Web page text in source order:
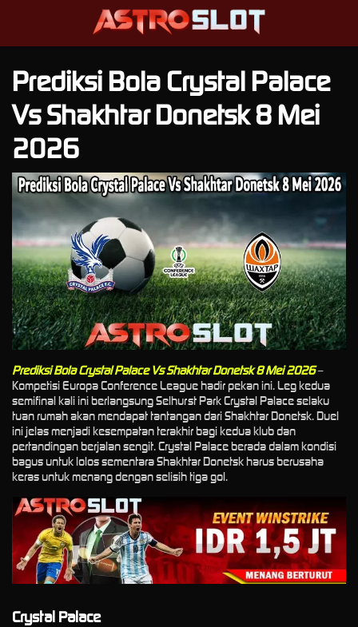
Prediksi Bola Crystal Palace
Vs Shakhtar Donetsk 8 Mei
2026
Prediksi Bola Crystal Palace Vs Shakhtar Donetsk 8 Mei 2026–
Kompetisi Europa Conference League hadir pekan ini. Leg kedua
semifinal kali ini berlangsung Selhurst Park Crystal Palace selaku
tuan rumah akan mendapat tantangan dari Shakhtar Donetsk. Duel
ini jelas menjadi kesempatan terakhir bagi kedua klub dan
pertandingan berjalan sengit. Crystal Palace berada dalam kondisi
bagus untuk lolos sementara Shakhtar Donetsk harus berusaha
keras untuk menang dengan selisih tiga gol.
Crystal Palace